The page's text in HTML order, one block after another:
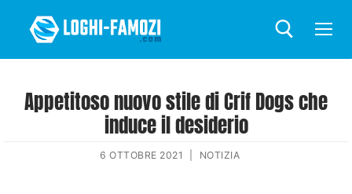
Appetitoso nuovo stile di Crif Dogs che
induce il desiderio
6 OTTOBRE 2021 NOTIZIA